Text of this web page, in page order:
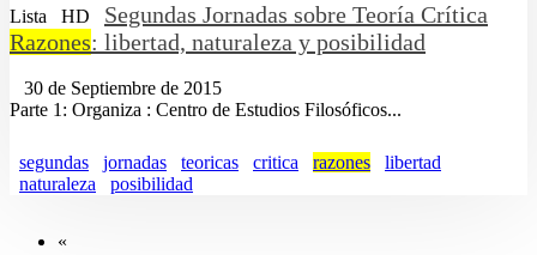
Lista HD
Segundas Jornadas sobre Teoría Crítica
Razones: libertad, naturaleza y posibilidad
30 de Septiembre de 2015
Parte 1: Organiza : Centro de Estudios Filosóficos...
segundas jornadas teoricas critica razones
libertad
naturaleza
posibilidad
«